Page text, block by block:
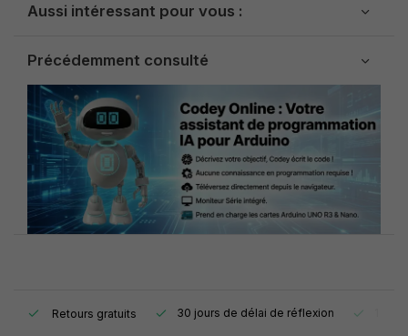
Aussi intéressant pour vous :
Précédemment consulté
Retours gratuits 30 jours de délai de réflexion